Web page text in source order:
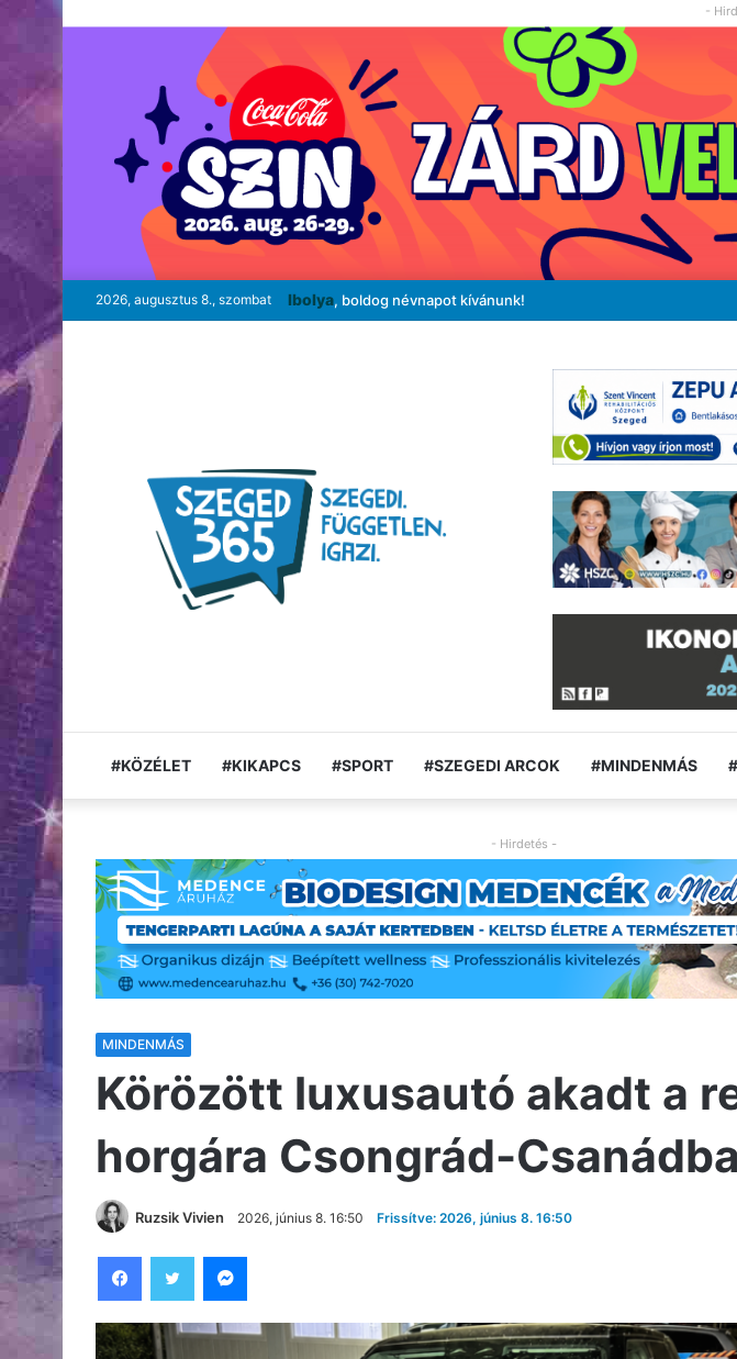
-
2026, augusztus 8., szombat Ibolya, boldog névnapot kívánunk!
#KÖZÉLET #KIKAPCS #SPORT #SZEGEDI ARCOK #MINDENMÁS
- Hirdetés -
MINDENMÁS
Körözött luxusautó akadt a
horgára Csongrád-
Ruzsik Vivien 2026, június 8. 16:50 Frissítve: 2026, június 8. 16:50